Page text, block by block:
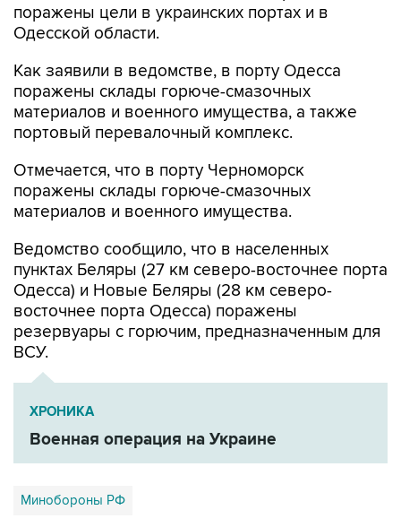
поражены цели в украинских портах и в
Одесской области.
Как заявили в ведомстве, в порту Одесса
поражены склады горюче-смазочных
материалов и военного имущества, а также
портовый перевалочный комплекс.
Отмечается, что в порту Черноморск
поражены склады горюче-смазочных
материалов и военного имущества.
Ведомство сообщило, что в населенных
пунктах Беляры (27 км северо-восточнее порта
Одесса) и Новые Беляры (28 км северо-
восточнее порта Одесса) поражены
резервуары с горючим, предназначенным для
ВСУ.
ХРОНИКА
Военная операция на Украине
Минобороны РФ